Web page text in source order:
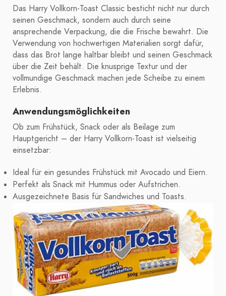
Das Harry Vollkorn-Toast Classic besticht nicht nur durch
seinen Geschmack, sondern auch durch seine
ansprechende Verpackung, die die Frische bewahrt. Die
Verwendung von hochwertigen Materialien sorgt dafür,
dass das Brot lange haltbar bleibt und seinen Geschmack
über die Zeit behält. Die knusprige Textur und der
vollmundige Geschmack machen jede Scheibe zu einem
Erlebnis.
Anwendungsmöglichkeiten
Ob zum Frühstück, Snack oder als Beilage zum
Hauptgericht – der Harry Vollkorn-Toast ist vielseitig
einsetzbar:
Ideal für ein gesundes Frühstück mit Avocado und Eiern.
Perfekt als Snack mit Hummus oder Aufstrichen.
Ausgezeichnete Basis für Sandwiches und Toasts.